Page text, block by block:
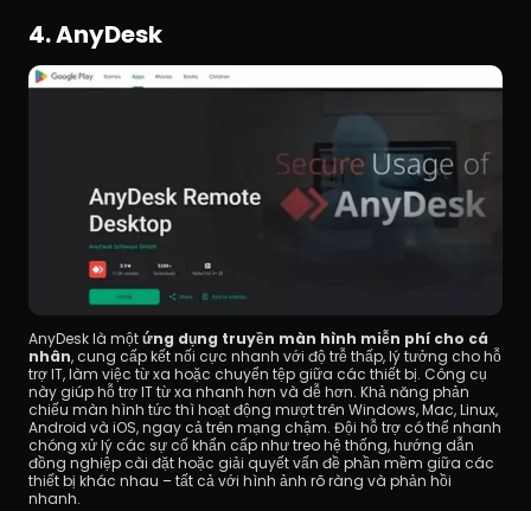
4. AnyDesk
AnyDesk là một ứng dụng truyền màn hình miễn phí cho cá
nhân, cung cấp kết nối cực nhanh với độ trễ thấp, lý tưởng cho hỗ
trợ IT, làm việc từ xa hoặc chuyển tệp giữa các thiết bị. Công cụ
này giúp hỗ trợ IT từ xa nhanh hơn và dễ hơn. Khả năng phản
chiếu màn hình tức thì hoạt động mượt trên Windows, Mac, Linux,
Android và iOS, ngay cả trên mạng chậm. Đội hỗ trợ có thể nhanh
chóng xử lý các sự cố khẩn cấp như treo hệ thống, hướng dẫn
đồng nghiệp cài đặt hoặc giải quyết vấn đề phần mềm giữa các
thiết bị khác nhau – tất cả với hình ảnh rõ ràng và phản hồi
nhanh.